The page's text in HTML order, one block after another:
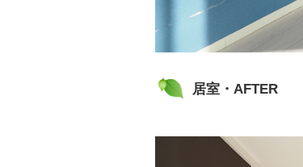
居室・AFTER